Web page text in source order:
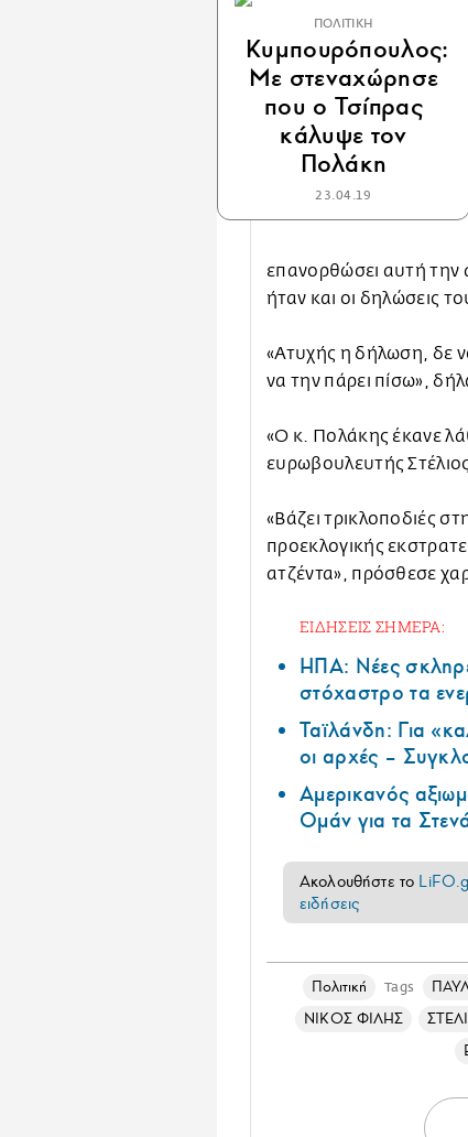
ΠΟΛΙΤΙΚΗ
Κυμπουρόπουλος:
Με στεναχώρησε
που ο Τσίπρας
κάλυψε τον
Πολάκη
23.04.19
επανορθώσει αυτή την
ήταν και οι δηλώσεις
«Ατυχής η δήλωση, δε
να την πάρει πίσω»,
«Ο κ. Πολάκης έκανε
ευρωβουλευτής
«Βάζει τρικλοποδιές
προεκλογικής
ατζέντα», πρόσθεσε
ΕΙΔΗΣΕΙΣ ΣΗΜΕΡΑ:
ΗΠΑ: Nέες
στόχαστρο τα
Ταϊλάνδη: Για
οι αρχές –
Αμερικανός
Ομάν για τα
Ακολουθήστε το
ειδήσεις
Πολιτική Tags
ΝΙΚΟΣ ΦΙΛΗΣ